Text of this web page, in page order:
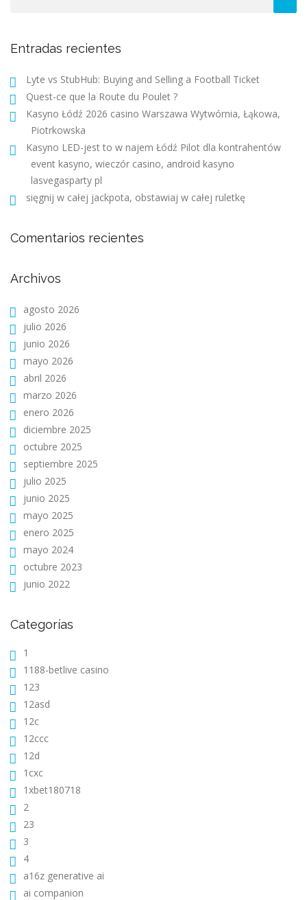
Entradas recientes
Lyte vs StubHub: Buying and Selling a Football Ticket
Quest-ce que la Route du Poulet ?
Kasyno Łódź 2026 casino Warszawa Wytwórnia, Łąkowa,
Piotrkowska
Kasyno LED-jest to w najem Łódź Pilot dla kontrahentów
event kasyno, wieczór casino, android kasyno
lasvegasparty pl
sięgnij w całej jackpota, obstawiaj w całej ruletkę
Comentarios recientes
Archivos
agosto 2026
julio 2026
junio 2026
mayo 2026
abril 2026
marzo 2026
enero 2026
diciembre 2025
octubre 2025
septiembre 2025
julio 2025
junio 2025
mayo 2025
enero 2025
mayo 2024
octubre 2023
junio 2022
Categorías
1
1188-betlive casino
123
12asd
12c
12ccc
12d
1cxc
1xbet180718
2
23
3
4
a16z generative ai
ai companion